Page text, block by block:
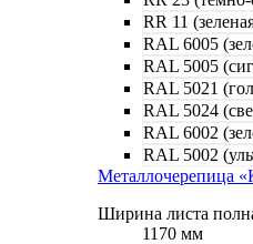
RR 11
RAL 6005
RAL 5005
RAL 5021
RAL 5024
RAL 6002
RAL 5002
Металлочерепица
Ширина листа
1170 мм